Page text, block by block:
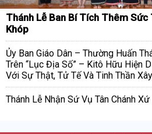
Thánh Lễ Ban Bí Tích Thêm
Khóp
Ủy Ban Giáo Dân – Thường Huấn
Trên “Lục Địa Số” – Kitô Hữu Hiện
Với Sự Thật, Tử Tế Và Tinh Thần
Thánh Lễ Nhận Sứ Vụ Tân Chánh